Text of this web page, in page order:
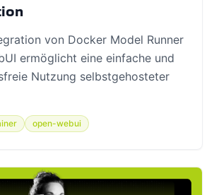
von Docker Model Runner
ermöglicht eine einfache und
Nutzung selbstgehosteter
open-webui